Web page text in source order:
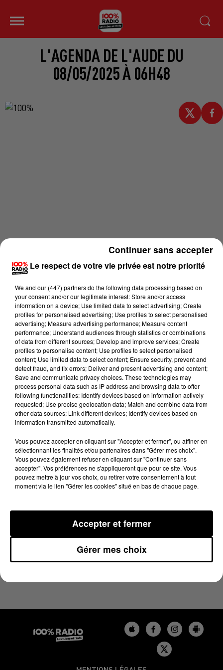
L'AGENDA DE L'AUDE DU
08/05/2025 À 06H48
Lecture (1 min 14 sec)
100%
8 mai 2025 - 1 min 14 sec
L'AGENDA DE L'AUDE DU 08/05/2025 À 06H48
Le respect de votre vie privée est notre priorité
We and our (447) partnersdo the following data processing based on
your consent and/or our legitimate interest: Store and/or access
information on a device; Use limited data to select advertising; Create
profiles for personalised advertising; Use profiles to select personalised
advertising; Measure advertising performance; Measure content
performance; Understand audiences through statistics or combinations
of data from different sources; Develop and improve services; Create
profiles to personalise content; Use profiles to select personalised
content; Use limited data to select content; Ensure security, prevent and
detect fraud, and fix errors; Deliver and present advertising and content;
Save and communicate privacy choices. These technologies may
process personal data such as IP address and browsing data to offer
following functionalities: Identify devices based on information actively
requested; Use precise geolocation data; Match and combine data from
other data sources; Link different devices; Identify devices based on
information transmitted automatically.
Vous pouvez accepter en cliquant sur "Accepter et fermer", ou affiner en
sélectionnant les finalités et/ou partenaires dans "Gérer mes choix".
Vous pouvez également refuser en cliquant sur "Continuer sans
accepter". Vos préférences ne s'appliqueront que pour ce site. Vous
pouvez mettre à jour vos choix, ou retirer votre consentement à tout
moment via le lien "Gérer les cookies" situé en bas de chaque page.
Gérer mes choix
Accepter et fermer
Continuer sans accepter